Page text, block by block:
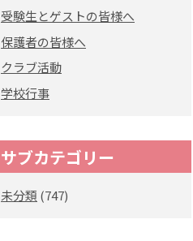
受験生とゲストの皆様へ
保護者の皆様へ
クラブ活動
学校行事
サブカテゴリー
未分類 (747)